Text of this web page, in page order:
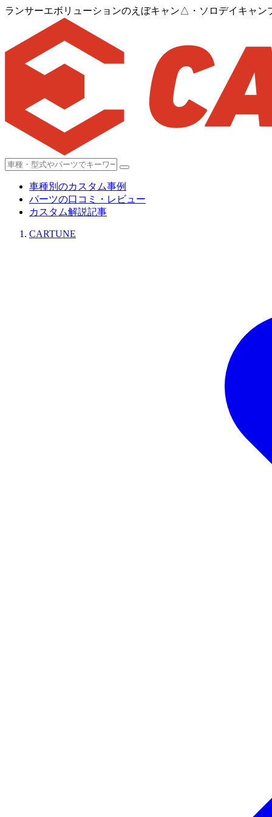
ランサーエボリューションのえぼキャン△・ソロデイキャ
車種別のカスタム事例
パーツの口コミ・レビュー
カスタム解説記事
CARTUNE